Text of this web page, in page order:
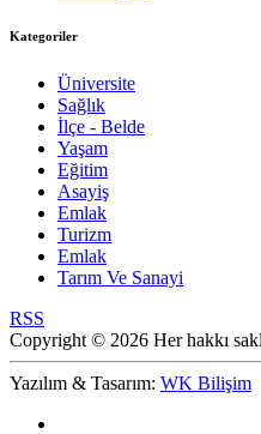
Kategoriler
Üniversite
Sağlık
İlçe - Belde
Yaşam
Eğitim
Asayiş
Emlak
Turizm
Emlak
Tarım Ve Sanayi
RSS
Copyright © 2026 Her hakkı
Yazılım & Tasarım: WK Bilişim